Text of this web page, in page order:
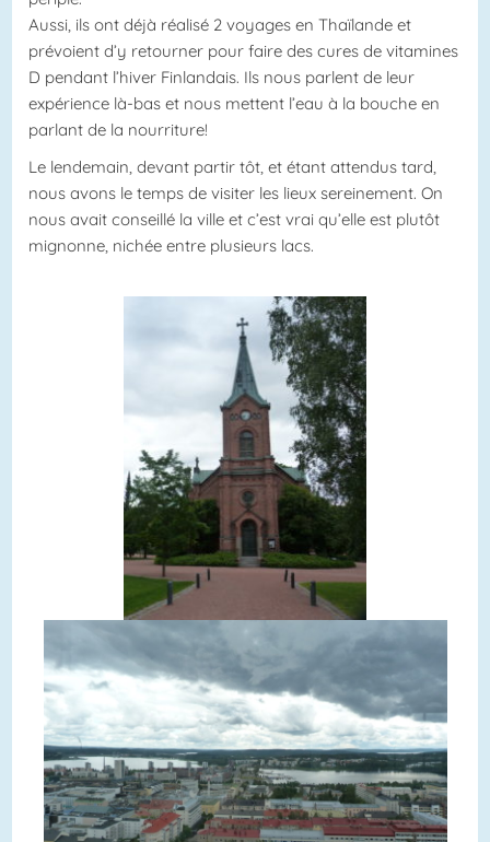
Aussi, ils ont déjà réalisé 2 voyages en Thaïlande et
prévoient d’y retourner pour faire des cures de vitamines
D pendant l’hiver Finlandais. Ils nous parlent de leur
expérience là-bas et nous mettent l’eau à la bouche en
parlant de la nourriture!
Le lendemain, devant partir tôt, et étant attendus tard,
nous avons le temps de visiter les lieux sereinement. On
nous avait conseillé la ville et c’est vrai qu’elle est plutôt
mignonne, nichée entre plusieurs lacs.